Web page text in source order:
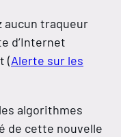
aucun traqueur
d’Internet
(Alerte sur les
algorithmes
de cette nouvelle